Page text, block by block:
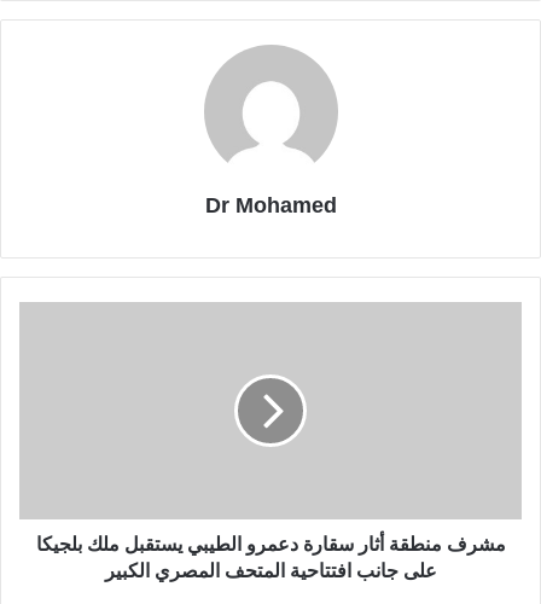
Dr Mohamed
مشرف منطقة أثار سقارة دعمرو الطيبي يستقبل ملك بلجيكا
على جانب افتتاحية المتحف المصري الكبير